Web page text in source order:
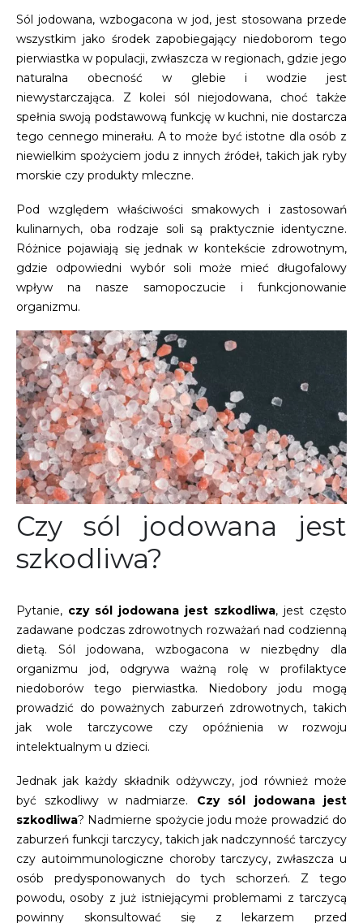
Sól jodowana, wzbogacona w jod, jest stosowana przede
wszystkim jako środek zapobiegający niedoborom tego
pierwiastka w populacji, zwłaszcza w regionach, gdzie jego
naturalna obecność w glebie i wodzie jest
niewystarczająca. Z kolei sól niejodowana, choć także
spełnia swoją podstawową funkcję w kuchni, nie dostarcza
tego cennego minerału. A to może być istotne dla osób z
niewielkim spożyciem jodu z innych źródeł, takich jak ryby
morskie czy produkty mleczne.
Pod względem właściwości smakowych i zastosowań
kulinarnych, oba rodzaje soli są praktycznie identyczne.
Różnice pojawiają się jednak w kontekście zdrowotnym,
gdzie odpowiedni wybór soli może mieć długofalowy
wpływ na nasze samopoczucie i funkcjonowanie
organizmu.
Czy sól jodowana jest
szkodliwa?
Pytanie, czy sól jodowana jest szkodliwa, jest często
zadawane podczas zdrowotnych rozważań nad codzienną
dietą. Sól jodowana, wzbogacona w niezbędny dla
organizmu jod, odgrywa ważną rolę w profilaktyce
niedoborów tego pierwiastka. Niedobory jodu mogą
prowadzić do poważnych zaburzeń zdrowotnych, takich
jak wole tarczycowe czy opóźnienia w rozwoju
intelektualnym u dzieci.
Jednak jak każdy składnik odżywczy, jod również może
być szkodliwy w nadmiarze. Czy sól jodowana jest
szkodliwa? Nadmierne spożycie jodu może prowadzić do
zaburzeń funkcji tarczycy, takich jak nadczynność tarczycy
czy autoimmunologiczne choroby tarczycy, zwłaszcza u
osób predysponowanych do tych schorzeń. Z tego
powodu, osoby z już istniejącymi problemami z tarczycą
powinny skonsultować się z lekarzem przed